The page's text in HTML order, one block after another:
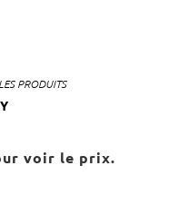
PRODUITS
voir le prix.